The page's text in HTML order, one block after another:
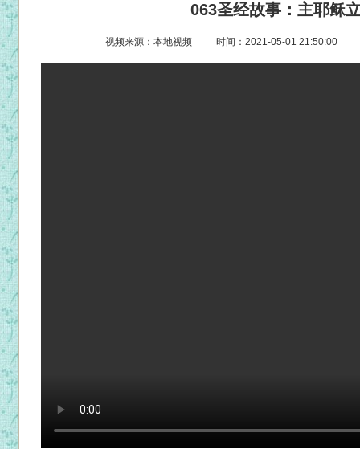
063圣经故事：主耶稣
视频来源：本地视频 时间：2021-05-01 21:50:00